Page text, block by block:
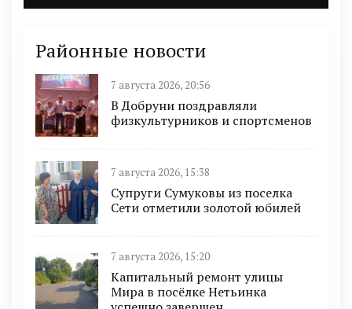
Районные новости
7 августа 2026, 20:56
В Добруни поздравляли
физкультурников и спортсменов
7 августа 2026, 15:38
Супруги Сумуковы из поселка
Сети отметили золотой юбилей
7 августа 2026, 15:20
Капитальный ремонт улицы
Мира в посёлке Нетьинка